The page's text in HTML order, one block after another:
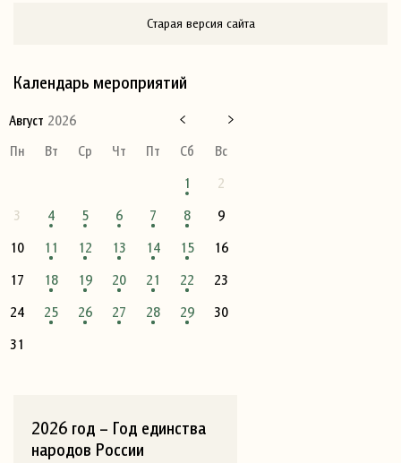
Старая версия сайта
Календарь мероприятий
Август 2026
Пн
Вт Ср Чт Пт Сб
Вс
1
2
3
4 5 6 7 8
9
10
11 12 13 14 15
16
17
18 19 20 21 22
23
24
25 26 27 28 29
30
31
2026 год – Год единства
народов России